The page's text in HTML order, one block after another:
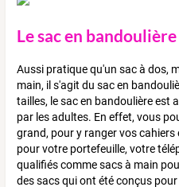
Le sac en bandoulière
Aussi pratique qu'un sac à dos,
main, il s'agit du sac en
tailles, le sac en bandoulière est
par les adultes. En effet, vous
grand, pour y ranger vos
pour votre portefeuille, votre
qualifiés comme sacs à main
des sacs qui ont été conçus